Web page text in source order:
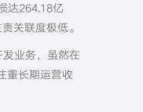
达264.18亿
关联度极低。
业务，虽然在
重长期运营收